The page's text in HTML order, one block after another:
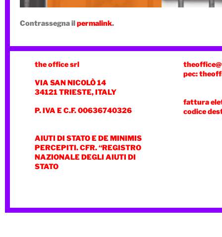
Contrassegna ilpermalink.
the office srl
VIA SAN NICOLÒ 14
34121 TRIESTE, ITALY
P. IVA E C.F. 00636740326
AIUTI DI STATO E DE MINIMIS
PERCEPITI. CFR. “REGISTRO
NAZIONALE DEGLI AIUTI DI
STATO
pec:
fattura
codice